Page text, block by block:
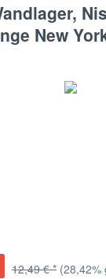
New
12,49 € * (28,42%